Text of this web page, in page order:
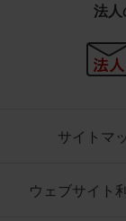
2.利用
当社
合を除
ます。
データ
法
サイトマ
ウェブサイト